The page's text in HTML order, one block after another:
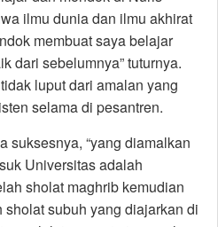
ilmu dunia dan ilmu akhirat
membuat saya belajar
dari sebelumnya” tuturnya.
luput dari amalan yang
selama di pesantren.
suksesnya, “yang diamalkan
Universitas adalah
sholat maghrib kemudian
sholat subuh yang diajarkan di